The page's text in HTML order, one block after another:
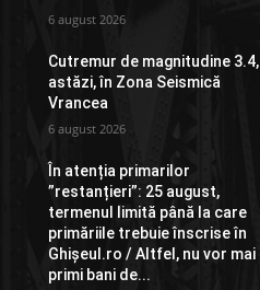
6 august 2026
Cutremur de magnitudine 3.4,
astăzi, în Zona Seismică
Vrancea
6 august 2026
În atenția primarilor
”restanțieri”: 25 august,
termenul limită până la care
primăriile trebuie înscrise în
Ghișeul.ro / Altfel, nu vor mai
primi bani de...